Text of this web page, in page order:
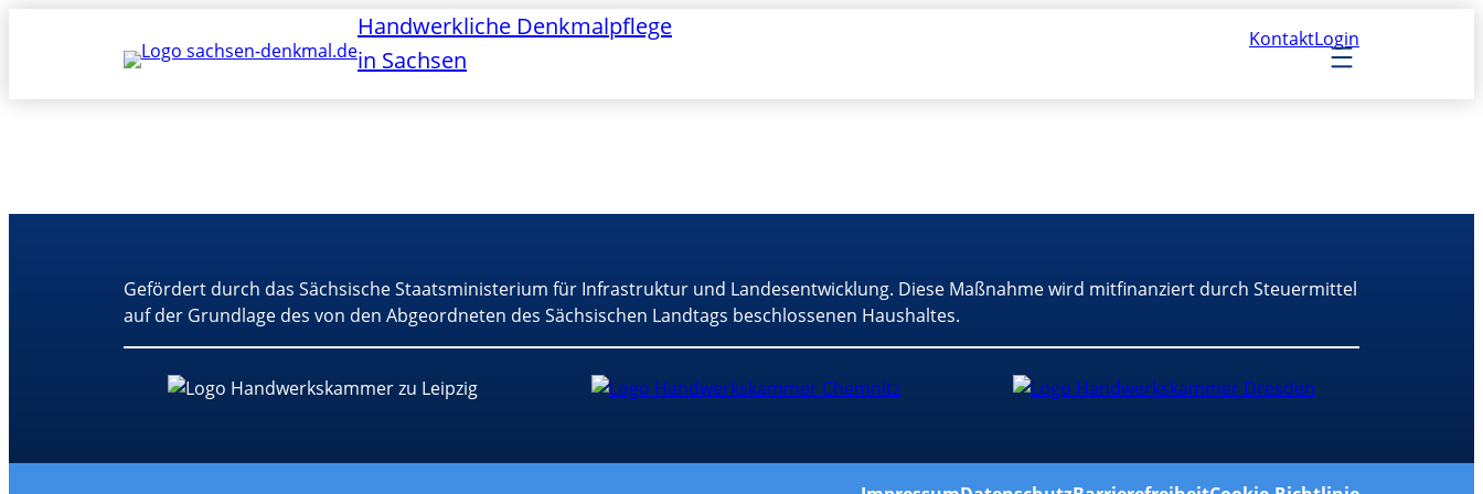
KontaktLogin
Handwerkliche Denkmalpflege
in Sachsen
Gefördert durch das Sächsische Staatsministerium für Infrastruktur und Landesentwicklung. Diese Maßnahme wird mitfinanziert durch Steuermittel
auf der Grundlage des von den Abgeordneten des Sächsischen Landtags beschlossenen Haushaltes.